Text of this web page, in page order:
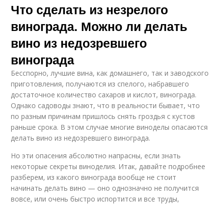
Перец для теплицы
Перец для
маринования
Декоративный перец
Однолетний перец Кустарниковый перец
Ягодоносный перец Китайский перец
Что сделать из незрелого
винограда. Можно ли делать
вино из недозревшего
винограда
Бесспорно, лучшие вина, как домашнего, так и заводского
приготовления, получаются из спелого, набравшего
достаточное количество сахаров и кислот, винограда.
Однако садоводы знают, что в реальности бывает, что
по разным причинам пришлось снять гроздья с кустов
раньше срока. В этом случае многие виноделы опасаются
делать вино из недозревшего винограда.
Но эти опасения абсолютно напрасны, если знать
некоторые секреты виноделия. Итак, давайте подробнее
разберем, из какого винограда вообще не стоит
начинать делать вино — оно однозначно не получится
вовсе, или очень быстро испортится и все труды,